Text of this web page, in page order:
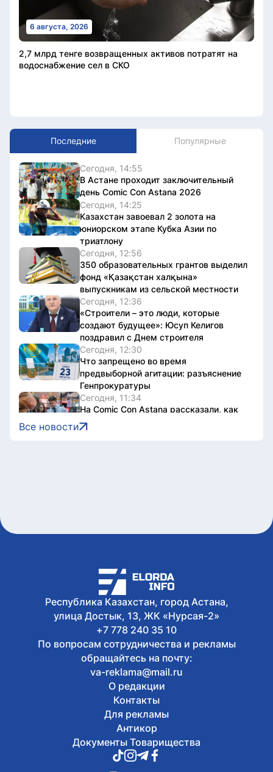
6 августа, 2026
2,7 млрд тенге возвращенных активов потратят на
водоснабжение сел в СКО
Последние Популярные
Сегодня, 14:55
В Астане проходит заключительный
день Comic Con Astana 2026
Сегодня, 14:25
Казахстан завоевал 2 золота на
юниорском этапе Кубка Азии по
триатлону
Сегодня, 12:56
350 образовательных грантов выделил
фонд «Қазақстан халқына»
выпускникам из сельской местности
Сегодня, 12:36
«Строители – это люди, которые
создают будущее»: Юсуп Келигов
поздравил с Днем строителя
Сегодня, 12:30
Что запрещено во время
предвыборной агитации: разъяснение
Генпрокуратуры
Сегодня, 11:34
На Comic Con Astana рассказали, как
не стать жертвой мошенников
Сегодня, 10:09
что остается за кадром строительства
социальных объектов
Сегодня, 08:40
Казахстанец завоевал серебро этапа
Кубка Азии по триатлону
Все новости
Республика Казахстан, город Астана,
улица Достык, 13, ЖК «Нурсая-2»
+7 778 240 35 10
По вопросам сотрудничества и рекламы
обращайтесь на почту:
va-reklama@mail.ru
О редакции
Контакты
Для рекламы
Антикор
Документы Товарищества